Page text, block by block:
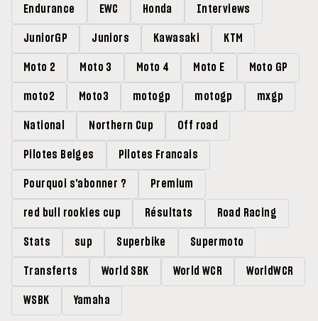
Endurance EWC Honda Interviews
JuniorGP Juniors Kawasaki KTM
Moto 2 Moto 3 Moto 4 Moto E Moto GP
moto2 Moto3 motogp motogp mxgp
National Northern Cup Off road
Pilotes Belges Pilotes Francais
Pourquoi s'abonner ? Premium
red bull rookies cup Résultats Road Racing
Stats sup Superbike Supermoto
Transferts World SBK World WCR WorldWCR
WSBK Yamaha